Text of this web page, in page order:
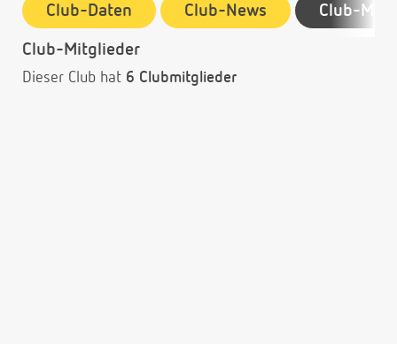
Club-Daten Club-News Club-
Club-Mitglieder
Dieser Club hat 6 Clubmitglieder